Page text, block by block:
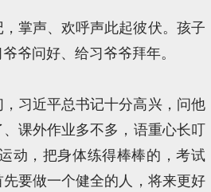
，掌声、欢呼声此起彼伏。孩子
爷问好、给习爷爷拜年。
习近平总书记十分高兴，问他
课外作业多不多，语重心长叮
动，把身体练得棒棒的，考试
要做一个健全的人，将来更好